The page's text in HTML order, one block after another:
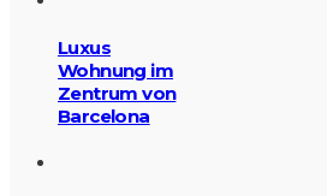
Luxus
Wohnung im
Zentrum von
Barcelona